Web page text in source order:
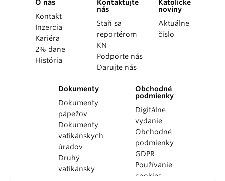
O nás
Kontakt
Inzercia
Kariéra
2% dane
História
Kontaktujte
nás
Staň sa
reportérom
KN
Podporte nás
Darujte nás
Katolícke
noviny
Aktuálne
číslo
Dokumenty
Dokumenty
pápežov
Dokumenty
vatikánskych
úradov
Druhý
vatikánsky
Obchodné
podmienky
Digitálne
vydanie
Obchodné
podmienky
GDPR
Používanie
cookies